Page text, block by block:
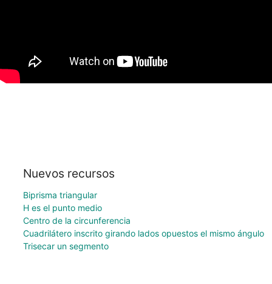
Nuevos recursos
Biprisma triangular
H es el punto medio
Centro de la circunferencia
Cuadrilátero inscrito girando lados opuestos el mismo ángulo
Trisecar un segmento